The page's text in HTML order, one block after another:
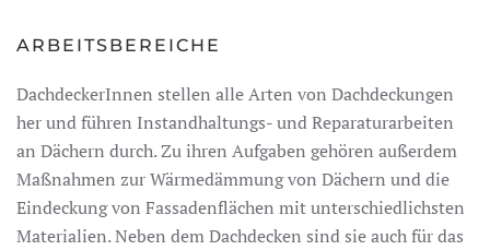
ARBEITSBEREICHE
DachdeckerInnen stellen alle Arten von Dachdeckungen
her und führen Instandhaltungs- und Reparaturarbeiten
an Dächern durch. Zu ihren Aufgaben gehören außerdem
Maßnahmen zur Wärmedämmung von Dächern und die
Eindeckung von Fassadenflächen mit unterschiedlichsten
Materialien. Neben dem Dachdecken sind sie auch für das